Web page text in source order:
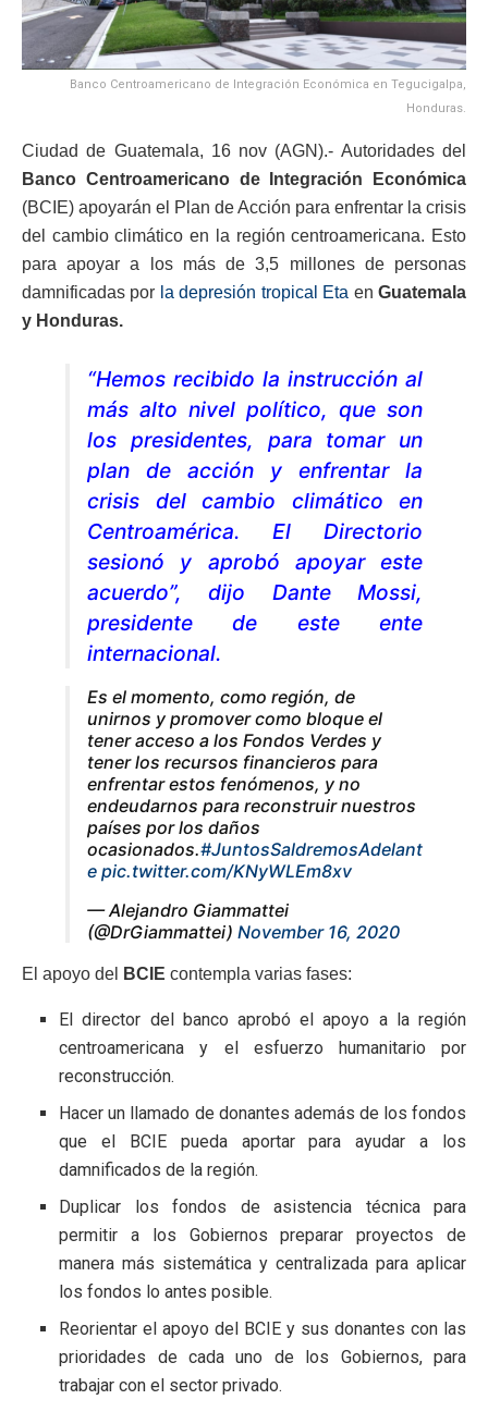
Banco Centroamericano de Integración Económica en Tegucigalpa,
Honduras.
Ciudad de Guatemala, 16 nov (AGN).- Autoridades del
Banco Centroamericano de Integración Económica
(BCIE) apoyarán el Plan de Acción para enfrentar la crisis
del cambio climático en la región centroamericana. Esto
para apoyar a los más de 3,5 millones de personas
damnificadas por la depresión tropical Eta enGuatemala
y Honduras.
“Hemos recibido la instrucción al
más alto nivel político, que son
los presidentes, para tomar un
plan de acción y enfrentar la
crisis del cambio climático en
Centroamérica. El Directorio
sesionó y aprobó apoyar este
acuerdo”, dijo Dante Mossi,
presidente de este ente
internacional.
Es el momento, como región, de
unirnos y promover como bloque el
tener acceso a los Fondos Verdes y
tener los recursos financieros para
enfrentar estos fenómenos, y no
endeudarnos para reconstruir nuestros
países por los daños
ocasionados.#JuntosSaldremosAdelant
e pic.twitter.com/KNyWLEm8xv
— Alejandro Giammattei
(@DrGiammattei) November 16, 2020
El apoyo del BCIE contempla varias fases:
El director del banco aprobó el apoyo a la región
centroamericana y el esfuerzo humanitario por
reconstrucción.
Hacer un llamado de donantes además de los fondos
que el BCIE pueda aportar para ayudar a los
damnificados de la región.
Duplicar los fondos de asistencia técnica para
permitir a los Gobiernos preparar proyectos de
manera más sistemática y centralizada para aplicar
los fondos lo antes posible.
Reorientar el apoyo del BCIE y sus donantes con las
prioridades de cada uno de los Gobiernos, para
trabajar con el sector privado.